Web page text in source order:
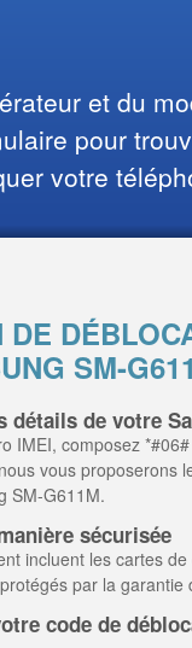
et du
pour
votre
DE
SM-
détails de votre
IMEI, composez
vous proposerons
SM-G611M.
sécurisée
incluent les cartes
par la
code de